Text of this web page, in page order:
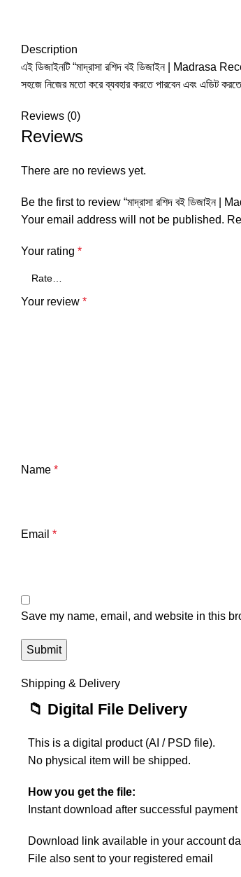
Description
এই ডিজাইনটি “মাদ্রাসা রশিদ বই ডিজাইন | Madrasa
সহজে নিজের মতো করে ব্যবহার করতে পারবেন এবং এডিট
Reviews (0)
Reviews
There are no reviews yet.
Be the first to review “মাদ্রাসা রশিদ বই ডিজাইন |
Your email address will not be published.
Your rating *
Your review *
Name *
Email *
Save my name, email, and website in this
Shipping & Delivery
📁 Digital File Delivery
This is a digital product (AI / PSD file).
No physical item will be shipped.
How you get the file:
Instant download after successful payment
Download link available in your account
File also sent to your registered email